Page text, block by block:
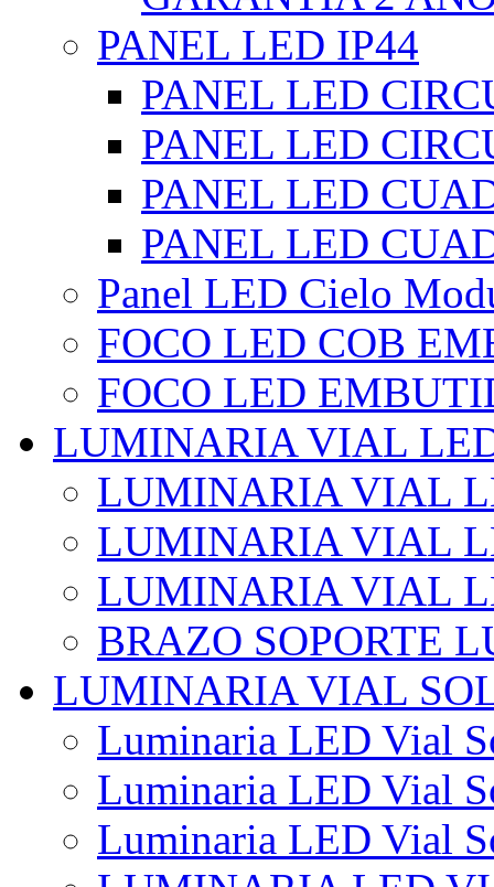
PANEL LED IP44
PANEL LED
PANEL LED
PANEL LED
PANEL LED
Panel LED Cielo
FOCO LED COB
FOCO LED
LUMINARIA VIAL
LUMINARIA VIAL
LUMINARIA VIAL
LUMINARIA VIAL
BRAZO SOPORTE
LUMINARIA VIAL
Luminaria LED Vial
Luminaria LED Vial
Luminaria LED Vial